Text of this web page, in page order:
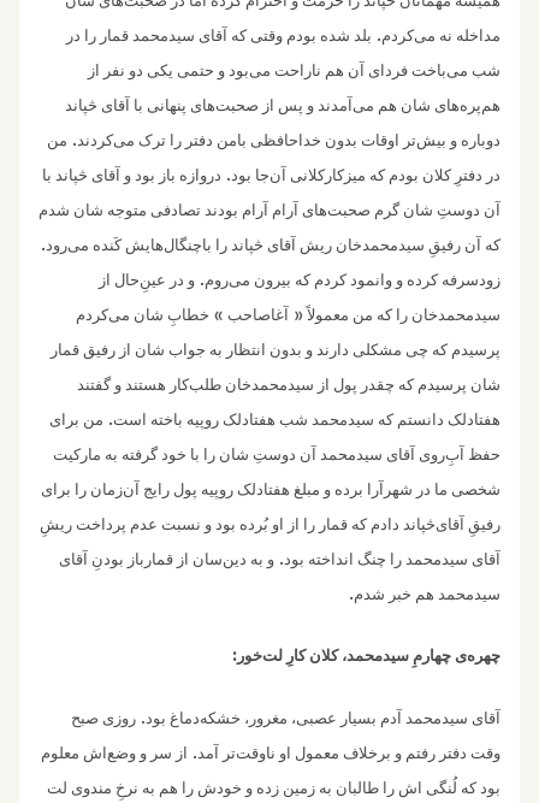
مداخله نه می‌کردم. بلد شده بودم وقتی که آقای سیدمحمد قمار را در
شب می‌باخت فردای آن هم ناراحت می‌بود و حتمی یکی دو نفر از
هم‌پره‌های شان هم می‌‌آمدند و پس از صحبت‌های پنهانی با آقای څپاند
دوباره و بیش‌تر اوقات بدون خدا‌حافظی بامن دفتر را ترک می‌کردند . من
در دفترِ کلان بودم که میزکارکلانی آن‌جا بود . دروازه باز بود و آقای څپاند با
آن دوستِ شان گرم صحبت‌های آرام آرام بودند تصادفی متوجه شان شدم
که آن رفیقِ سیدمحمدخان ریش آقای څپاند را باچنگال‌هایش کَنده می‌رود .
زودسرفه کرده و وانمود کردم که بیرون می‌روم. و در عینِ‌حال از
سیدمحمدخان را که من معمولاً‌ « آغاصاحب » خطابِ‌‌ شان می‌کردم
پرسیدم که چی مشکلی دارند و بدون انتظار به جواب شان از رفیق قمار
شان پرسیدم که چقدر پول از سیدمحمدخان طلب‌کار هستند و گفتند
هفتادلک دانستم که سیدمحمد شب هفتادلک روپیه باخته است. من برای
حفظ آبِ‌روی آقای سیدمحمد آن دوستِ شان را با خود گرفته به مارکیت
شخصی ما در شهرآرا برده و مبلغ هفتادلک روپیه پول رایج آن‌زمان را برای
رفیقِ آقای‌څپاند دادم که قمار را از او بُرده بود و نسبت عدم پرداخت ریشِ
آقای‌ سیدمحمد را چنگ انداخته بود . و به دین‌سان از قمارباز بودنِ آقای
سیدمحمد هم خبر شدم.‌
چهره‌‌ی چهارمِ سیدمحمد، کلان کارِ لت‌خور :
آقای سیدمحمد آدم بسیار عصبی، مغرور،‌ خشکه‌دماغ بود . روزی صبح
وقت دفتر رفتم و برخلاف معمول او ناوقت‌تر آمد . از سر ‌و وضع‌اش معلوم
بود که لُنگی اش را طالبان به زمین‌ زده ‌و خودش را هم به نرخِ‌ مندوی لت